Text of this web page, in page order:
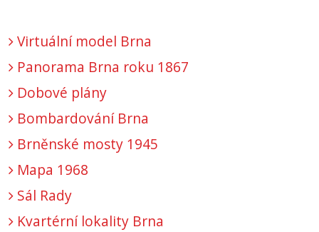
Virtuální model Brna
Panorama Brna roku 1867
Dobové plány
Bombardování Brna
Brněnské mosty 1945
Mapa 1968
Sál Rady
Kvartérní lokality Brna